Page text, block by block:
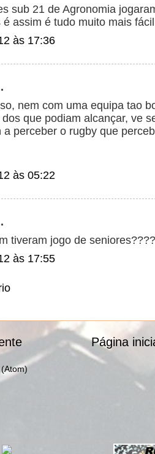
sub 21 de Agronomia
assim é tudo muito mais
às 17:36
nem com uma equipa tao
que podiam alcançar, ve
a perceber o rugby que
às 05:22
tiveram jogo de seniores????
às 17:55
Página